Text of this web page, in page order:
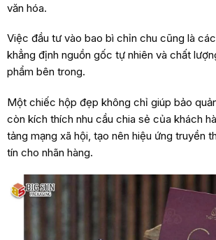
văn hóa.
Việc đầu tư vào bao bì chỉn chu cũng là
khẳng định nguồn gốc tự nhiên và chất
phẩm bên trong.
Một chiếc hộp đẹp không chỉ giúp bảo
còn kích thích nhu cầu chia sẻ của khách
tảng mạng xã hội, tạo nên hiệu ứng truyền
tín cho nhãn hàng.